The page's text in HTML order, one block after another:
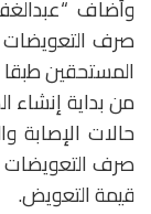
وأضاف
المستحقين طبقا
حالات الإصابة
صرف التعويضات
قيمة التعويض.